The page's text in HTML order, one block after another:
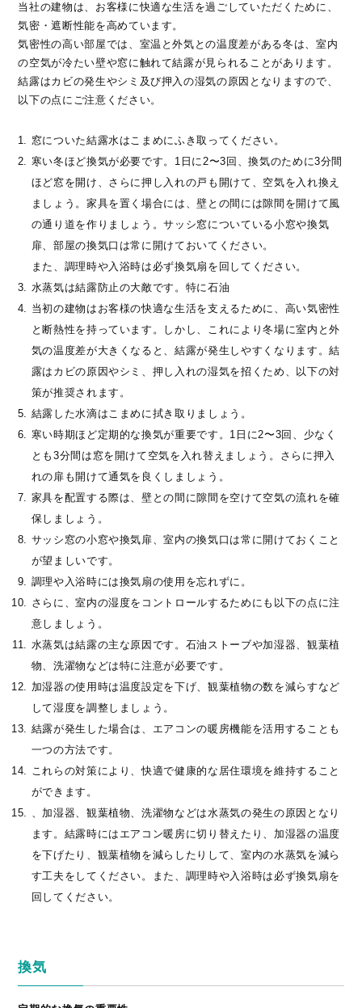
当社の建物は、お客様に快適な生活を過ごしていただくために、
気密・遮断性能を高めています。
気密性の高い部屋では、室温と外気との温度差がある冬は、室内
の空気が冷たい壁や窓に触れて結露が見られることがあります。
結露はカビの発生やシミ及び押入の湿気の原因となりますので、
以下の点にご注意ください。
窓についた結露水はこまめにふき取ってください。
寒い冬ほど換気が必要です。1日に2〜3回、換気のために3分間
ほど窓を開け、さらに押し入れの戸も開けて、空気を入れ換え
ましょう。家具を置く場合には、壁との間には隙間を開けて風
の通り道を作りましょう。サッシ窓についている小窓や換気
扉、部屋の換気口は常に開けておいてください。
また、調理時や入浴時は必ず換気扇を回してください。
水蒸気は結露防止の大敵です。特に石油
当初の建物はお客様の快適な生活を支えるために、高い気密性
と断熱性を持っています。しかし、これにより冬場に室内と外
気の温度差が大きくなると、結露が発生しやすくなります。結
露はカビの原因やシミ、押し入れの湿気を招くため、以下の対
策が推奨されます。
結露した水滴はこまめに拭き取りましょう。
寒い時期ほど定期的な換気が重要です。1日に2〜3回、少なく
とも3分間は窓を開けて空気を入れ替えましょう。さらに押入
れの扉も開けて通気を良くしましょう。
家具を配置する際は、壁との間に隙間を空けて空気の流れを確
保しましょう。
サッシ窓の小窓や換気扉、室内の換気口は常に開けておくこと
が望ましいです。
調理や入浴時には換気扇の使用を忘れずに。
さらに、室内の湿度をコントロールするためにも以下の点に注
意しましょう。
水蒸気は結露の主な原因です。石油ストーブや加湿器、観葉植
物、洗濯物などは特に注意が必要です。
加湿器の使用時は温度設定を下げ、観葉植物の数を減らすなど
して湿度を調整しましょう。
結露が発生した場合は、エアコンの暖房機能を活用することも
一つの方法です。
これらの対策により、快適で健康的な居住環境を維持すること
ができます。
、加湿器、観葉植物、洗濯物などは水蒸気の発生の原因となり
ます。結露時にはエアコン暖房に切り替えたり、加湿器の温度
を下げたり、観葉植物を減らしたりして、室内の水蒸気を減ら
す工夫をしてください。また、調理時や入浴時は必ず換気扇を
回してください。
換気